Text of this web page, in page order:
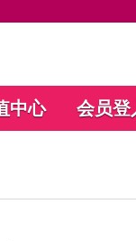
中心 会员登